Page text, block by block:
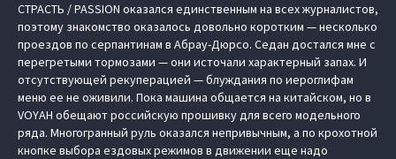
СТРАСТЬ / PASSION оказался единственным на всех журналистов,
поэтому знакомство оказалось довольно коротким — несколько
проездов по серпантинам в Абрау-Дюрсо. Седан достался мне с
перегретыми тормозами — они источали характерный запах. И
отсутствующей рекуперацией — блуждания по иероглифам
меню ее не оживили. Пока машина общается на китайском, но в
VOYAH обещают российскую прошивку для всего модельного
ряда. Многогранный руль оказался непривычным, а по крохотной
кнопке выбора ездовых режимов в движении еще надо